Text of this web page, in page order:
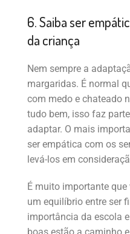
6. Saiba ser
da criança
Nem sempre a
margaridas. É normal
com medo e chateado
tudo bem, isso faz
adaptar. O mais
ser empática com os
levá-los em
É muito importante
um equilíbrio entre ser
importância da escola